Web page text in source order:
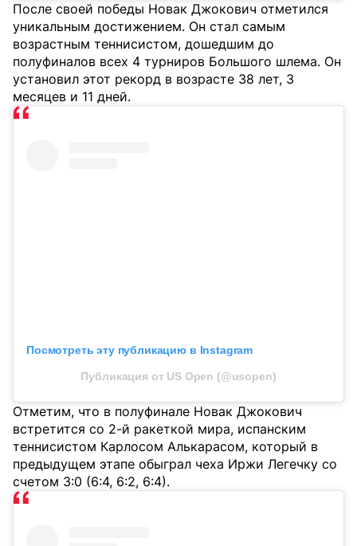
После своей победы Новак Джокович отметился
уникальным достижением. Он стал самым
возрастным теннисистом, дошедшим до
полуфиналов всех 4 турниров Большого шлема. Он
установил этот рекорд в возрасте 38 лет, 3
месяцев и 11 дней.
Посмотреть эту публикацию в Instagram
Публикация от US Open (@usopen)
Отметим, что в полуфинале Новак Джокович
встретится со 2-й ракеткой мира, испанским
теннисистом Карлосом Алькарасом, который в
предыдущем этапе обыграл чеха Иржи Легечку со
счетом 3:0 (6:4, 6:2, 6:4).